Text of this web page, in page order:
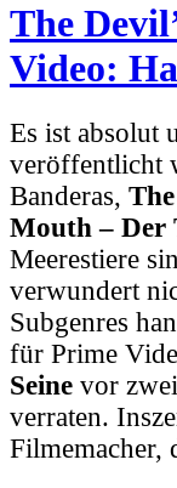
The
Video:
Es ist absolut
veröffentlicht
Banderas,
Mouth – Der
Meerestiere
verwundert
Subgenres
für Prime
Seine vor
verraten.
Filmemacher,